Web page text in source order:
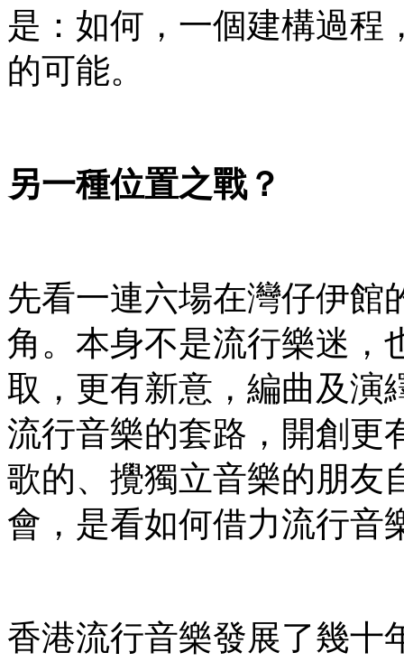
是：如何，一個建構過程
的可能。
另一種位置之戰？
先看一連六場在灣仔伊館
角。本身不是流行樂迷，
取，更有新意，編曲及演
流行音樂的套路，開創更
歌的、攪獨立音樂的朋友
會，是看如何借力流行音
香港流行音樂發展了幾十